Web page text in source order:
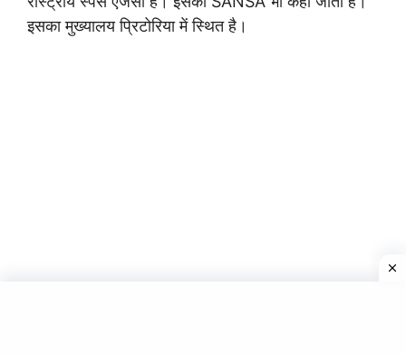
इसका मुख्यालय प्रिटोरिया में स्थित है।